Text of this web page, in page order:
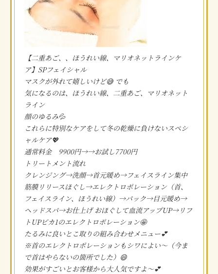
サイトのご利用について
About site
【二重あご、、ほうれい線、マリオネットラインケ
ア】SPフェイシャル
マスクが外れて嬉しいけど😅 でも
気になるのは、ほうれい線、二重あご、マリオネット
ライン
顔のゆるみ💦
これらに特別なケアをして冬の乾燥に負けないスペシ
ャルケア💖
通常料金 9900円→→お試し7700円
トリートメント流れ
クレンジング→洗顔→首元暖め→フェイスライン集中
筋膜リリースほぐし→エレクトロポレーション（首、
フェイスライン、ほうれい線）→パック→目元暖め→
ヘッドスパ→お仕上げ おほぐして血流アップUP→リフ
トUPピカ1のエレクトロポレーション🤩
たるみに良いとこ取りの組み合わせメニュー💕
※首のエレクトロポレーションもシワによい〜（今ま
で首はやらないの箇所でした）😄
効果がすごいとお客様から大人気ですよ～💕